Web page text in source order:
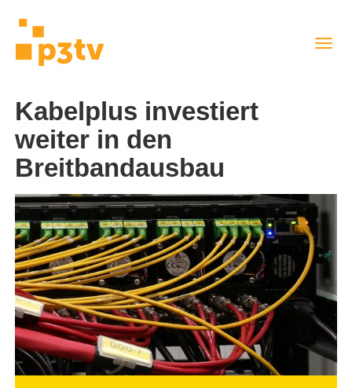
Kabelplus investiert
weiter in den
Breitbandausbau